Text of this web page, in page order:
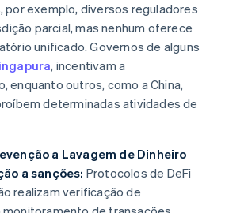
por exemplo, diversos reguladores
parcial, mas nenhum oferece
unificado. Governos de alguns
, incentivam a
enquanto outros, como a China,
determinadas atividades de
a Lavagem de Dinheiro
a sanções: Protocolos de DeFi
realizam verificação de